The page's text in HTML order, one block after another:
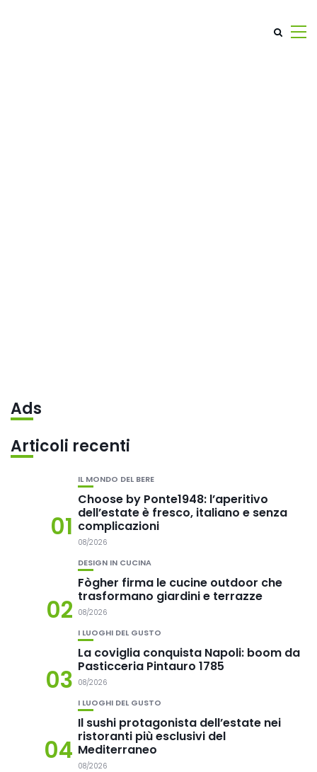
Ads
Articoli recenti
01
IL MONDO DEL BERE
Choose by Ponte1948: l’aperitivo
dell’estate è fresco, italiano e senza
complicazioni
08/2026
02
DESIGN IN CUCINA
Fògher firma le cucine outdoor che
trasformano giardini e terrazze
08/2026
03
I LUOGHI DEL GUSTO
La coviglia conquista Napoli: boom da
Pasticceria Pintauro 1785
08/2026
04
I LUOGHI DEL GUSTO
Il sushi protagonista dell’estate nei
ristoranti più esclusivi del
Mediterraneo
08/2026